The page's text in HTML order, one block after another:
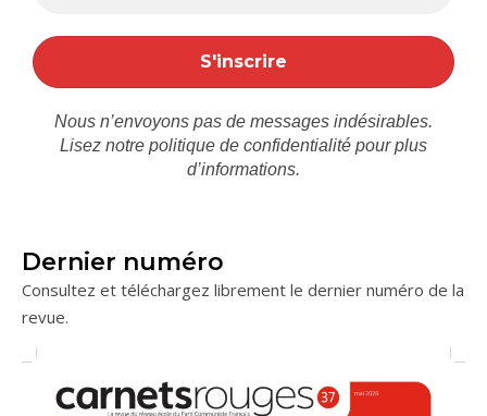
Nous n’envoyons pas de messages indésirables.
Lisez notre politique de confidentialité pour plus
d’informations.
Dernier numéro
Consultez et téléchargez librement le dernier numéro de la
revue.